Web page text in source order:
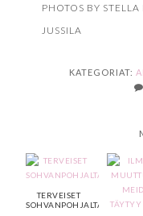
PHOTOS BY
JUSSILA
KATEGORIAT:
TERVEISET
SOHVANPOHJALTA